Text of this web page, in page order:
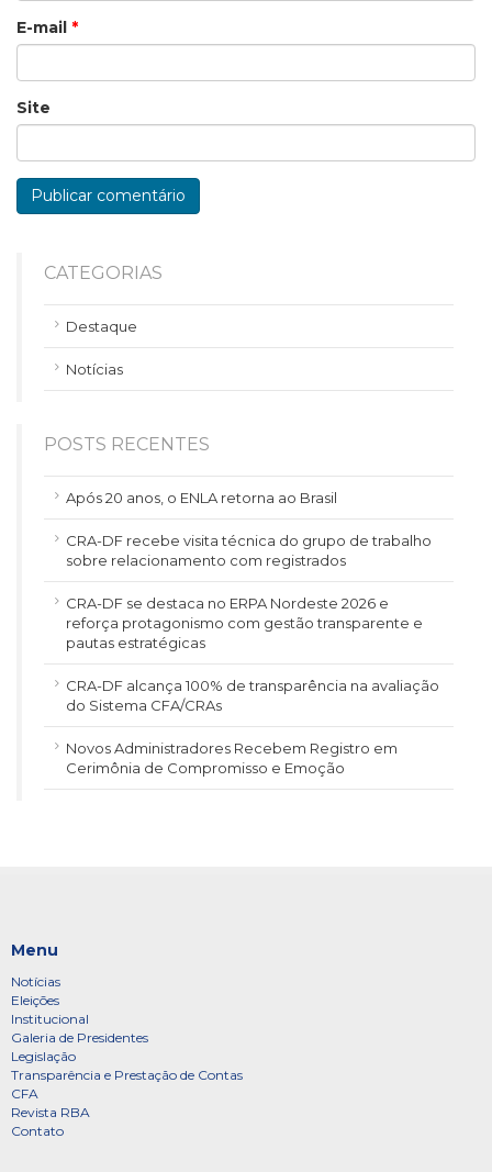
E-mail *
Site
CATEGORIAS
Destaque
Notícias
POSTS RECENTES
Após 20 anos, o ENLA retorna ao Brasil
CRA-DF recebe visita técnica do grupo de trabalho
sobre relacionamento com registrados
CRA-DF se destaca no ERPA Nordeste 2026 e
reforça protagonismo com gestão transparente e
pautas estratégicas
CRA-DF alcança 100% de transparência na avaliação
do Sistema CFA/CRAs
Novos Administradores Recebem Registro em
Cerimônia de Compromisso e Emoção
Menu
Notícias
Eleições
Institucional
Galeria de Presidentes
Legislação
Transparência e Prestação de Contas
CFA
Revista RBA
Contato